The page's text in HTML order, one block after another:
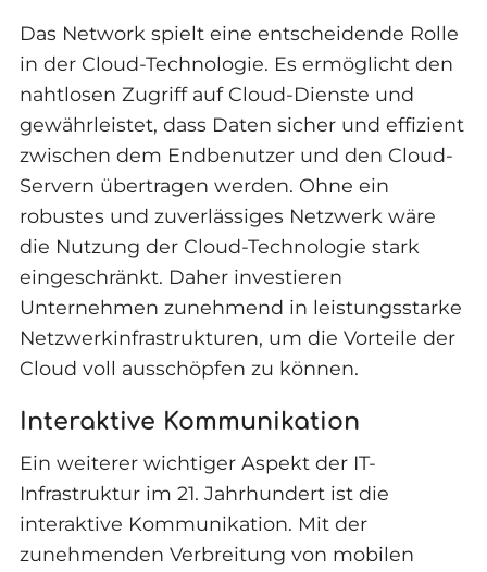
Das Network spielt eine entscheidende Rolle
in der Cloud-Technologie. Es ermöglicht den
nahtlosen Zugriff auf Cloud-Dienste und
gewährleistet, dass Daten sicher und effizient
zwischen dem Endbenutzer und den Cloud-
Servern übertragen werden. Ohne ein
robustes und zuverlässiges Netzwerk wäre
die Nutzung der Cloud-Technologie stark
eingeschränkt. Daher investieren
Unternehmen zunehmend in leistungsstarke
Netzwerkinfrastrukturen, um die Vorteile der
Cloud voll ausschöpfen zu können.
Interaktive Kommunikation
Ein weiterer wichtiger Aspekt der IT-
Infrastruktur im 21. Jahrhundert ist die
interaktive Kommunikation. Mit der
zunehmenden Verbreitung von mobilen